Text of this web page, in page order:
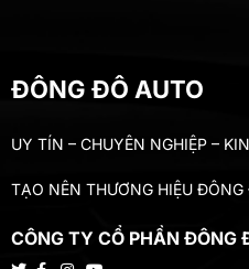
ĐÔNG ĐÔ AUTO
UY TÍN – CHUYÊN NGHIỆP –
TẠO NÊN THƯƠNG HIỆU
CÔNG TY CỔ PHẦN ĐÔNG